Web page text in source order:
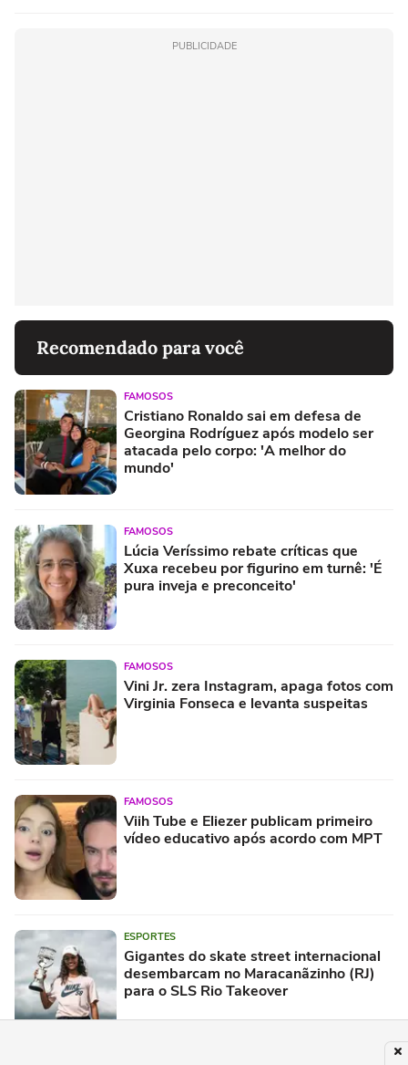
PUBLICIDADE
Recomendado para você
FAMOSOS
Cristiano Ronaldo sai em defesa de
Georgina Rodríguez após modelo ser
atacada pelo corpo: 'A melhor do
mundo'
FAMOSOS
Lúcia Veríssimo rebate críticas que
Xuxa recebeu por figurino em turnê: 'É
pura inveja e preconceito'
FAMOSOS
Vini Jr. zera Instagram, apaga fotos com
Virginia Fonseca e levanta suspeitas
FAMOSOS
Viih Tube e Eliezer publicam primeiro
vídeo educativo após acordo com MPT
ESPORTES
Gigantes do skate street internacional
desembarcam no Maracanãzinho (RJ)
para o SLS Rio Takeover